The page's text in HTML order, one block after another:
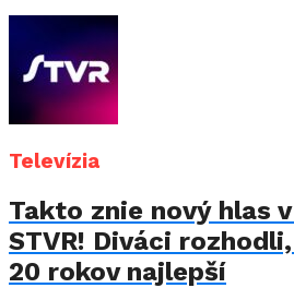
Televízia
Takto znie nový hlas
STVR! Diváci
20 rokov najlepší